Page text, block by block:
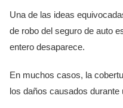
Una de las ideas
de robo del seguro de auto
entero desaparece.
En muchos casos, la
los daños causados durante